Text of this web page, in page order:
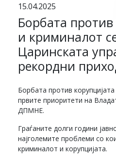
15.04.2025
Борбата против
и криминалот
Царинската
рекордни
Борбата против
првите приоритети на
ДПМНЕ.
Граѓаните долги години
најголемите проблеми со
криминалот и корупцијата.